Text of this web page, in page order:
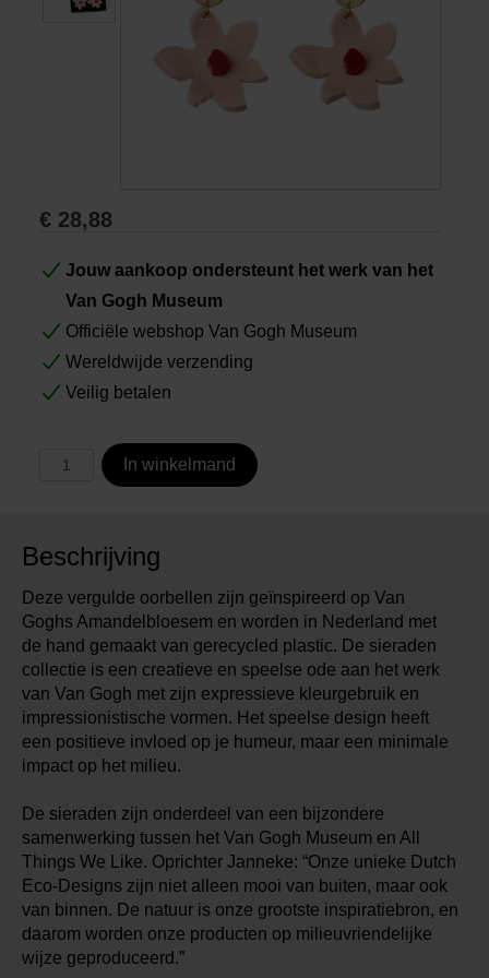
€ 28,88
Jouw aankoop ondersteunt het werk van het
Van Gogh Museum
Officiële webshop Van Gogh Museum
Wereldwijde verzending
Veilig betalen
In winkelmand
Beschrijving
Deze vergulde oorbellen zijn geïnspireerd op Van
Goghs Amandelbloesem en worden in Nederland met
de hand gemaakt van gerecycled plastic. De sieraden
collectie is een creatieve en speelse ode aan het werk
van Van Gogh met zijn expressieve kleurgebruik en
impressionistische vormen. Het speelse design heeft
een positieve invloed op je humeur, maar een minimale
impact op het milieu.
De sieraden zijn onderdeel van een bijzondere
samenwerking tussen het Van Gogh Museum en All
Things We Like. Oprichter Janneke: “Onze unieke Dutch
Eco-Designs zijn niet alleen mooi van buiten, maar ook
van binnen. De natuur is onze grootste inspiratiebron, en
daarom worden onze producten op milieuvriendelijke
wijze geproduceerd.”